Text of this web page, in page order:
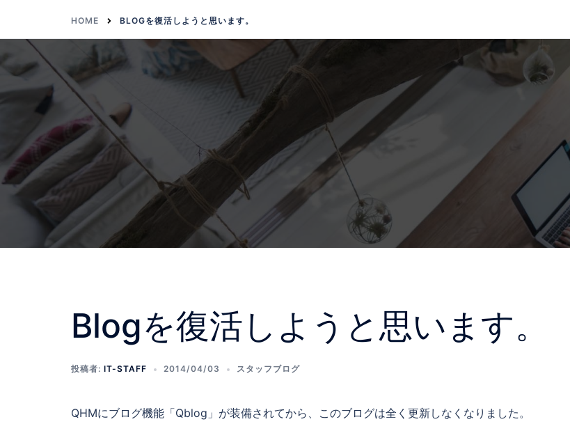
HOME BLOGを復活しようと思います。
Blogを復活しようと思います。
投稿者: IT-STAFF 2014/04/03 スタッフブログ
QHMにブログ機能「Qblog」が装備されてから、このブログは全く更新しなくなりました。